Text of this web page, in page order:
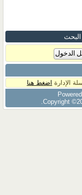
البحث
الإدارة اضغط هنا
Copyright